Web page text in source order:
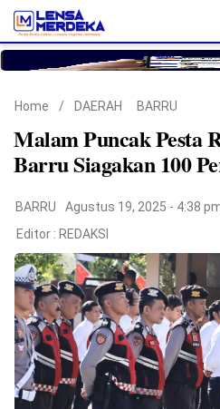
©
Copyright
2026
Lensa
Merdeka
Home / DAERAH BARRU
Malam Puncak Pesta
Barru Siagakan 100
BARRU
Agustus 19, 2025 - 4:38
Editor : REDAKSI